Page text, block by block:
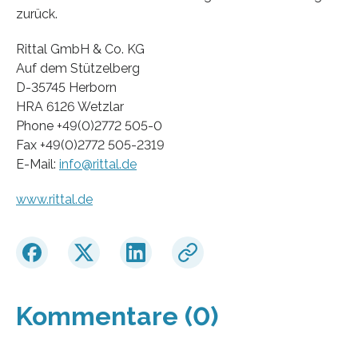
zurück.
Rittal GmbH & Co. KG
Auf dem Stützelberg
D-35745 Herborn
HRA 6126 Wetzlar
Phone +49(0)2772 505-0
Fax +49(0)2772 505-2319
E-Mail: info@rittal.de
www.rittal.de
Kommentare (0)